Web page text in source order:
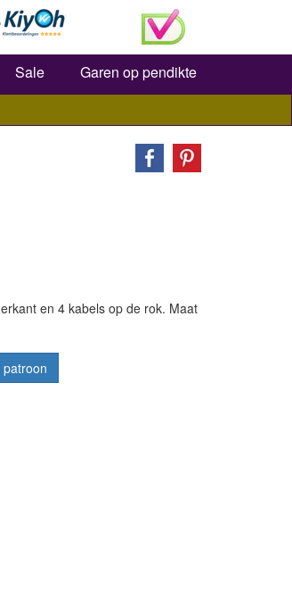
Sale Garen op pendikte
en 4 kabels op de rok. Maat
patroon